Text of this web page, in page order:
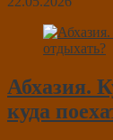
Абхазия.
куда